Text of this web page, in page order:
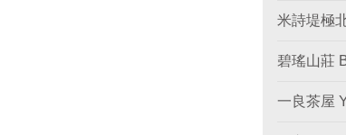
米詩堤極
碧瑤山莊
一良茶屋